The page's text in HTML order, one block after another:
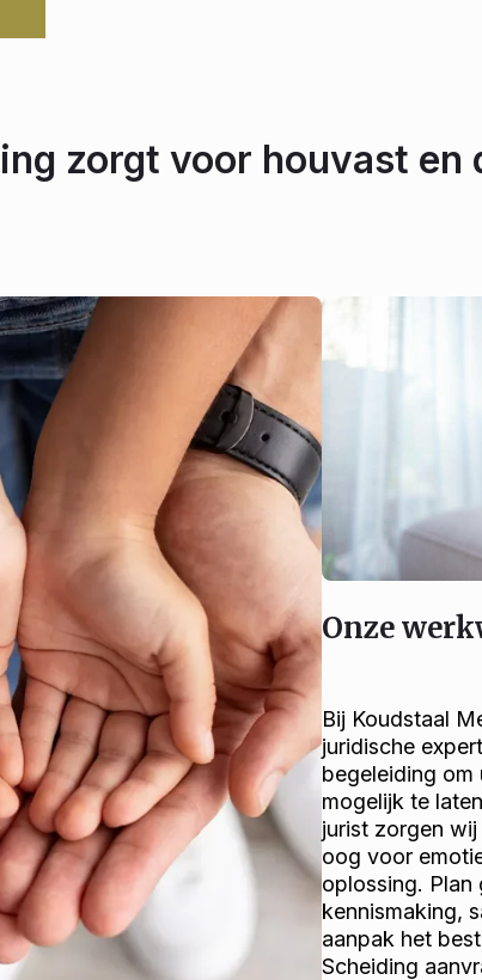
zorgt voor houvast en
Onze
Bij Koudstaal
juridische
begeleiding
mogelijk te
jurist zorgen
oog voor
oplossing. Plan
kennismaking,
aanpak het
Scheiding